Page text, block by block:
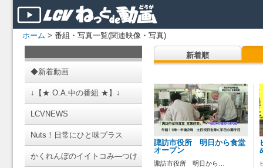
ホーム > 番組・写真一覧(関連映像・写真)
◆新着動画
↓【★ O.A.中の番組 ★】↓
LCVNEWS
Nuts！日常にひと味プラス
かくれんぼのイイトコみ―つけ
新着順
諏訪市役所 明日から食堂
オープン
諏訪市役所 明日から…